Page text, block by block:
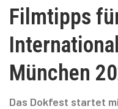
Filmtipps
München
Das Dokfest startet